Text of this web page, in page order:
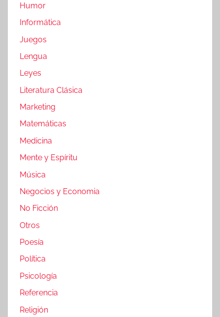
Humor
Informática
Juegos
Lengua
Leyes
Literatura Clásica
Marketing
Matemáticas
Medicina
Mente y Espíritu
Música
Negocios y Economia
No Ficción
Otros
Poesía
Política
Psicología
Referencia
Religión